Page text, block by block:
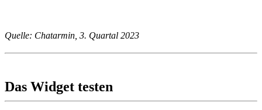
Quelle: Chatarmin, 3. Quartal 2023
Das Widget testen